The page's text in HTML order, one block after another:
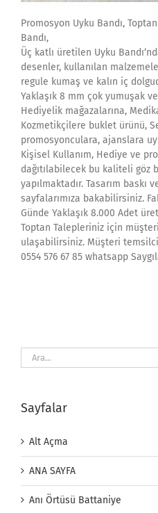
Promosyon Uyku Bandı,
Bandı,
Üç katlı üretilen Uyku
desenler, kullanılan
regule kumaş ve kalın iç
Yaklaşık 8 mm çok yumuşak
Hediyelik mağazalarına,
Kozmetikçilere buklet ürünü,
promosyonculara, ajanslara
Kişisel Kullanım, Hediye ve
dağıtılabilecek bu kaliteli göz
yapılmaktadır. Tasarım
sayfalarımıza bakabilirsiniz.
Günde Yaklaşık 8.000 Adet
Toptan Talepleriniz için
ulaşabilirsiniz. Müşteri
0554 576 67 85 whatsapp
Ara:
Sayfalar
Alt Açma
ANA SAYFA
Anı Örtüsü Battaniye